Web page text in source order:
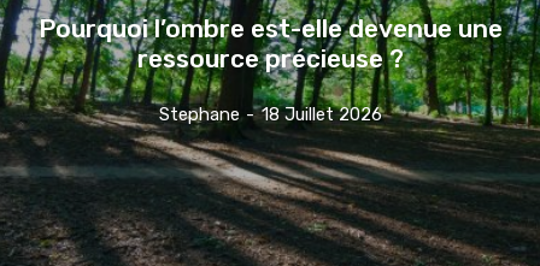
Pourquoi l’ombre est-elle devenue une
ressource précieuse ?
Stephane - 18 Juillet 2026